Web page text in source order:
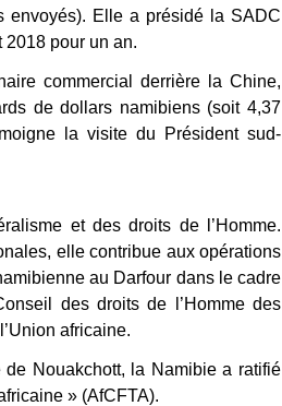
envoyés). Elle a présidé la SADC
2018 pour un an.
commercial derrière la Chine,
de dollars namibiens (soit 4,37
la visite du Président sud-
et des droits de l’Homme.
elle contribue aux opérations
au Darfour dans le cadre
des droits de l’Homme des
africaine.
Nouakchott, la Namibie a ratifié
» (AfCFTA).